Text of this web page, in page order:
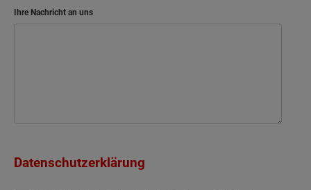
Ihre Nachricht an uns
Datenschutzerklärung